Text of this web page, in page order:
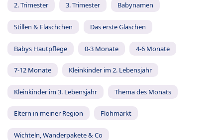
2. Trimester 3. Trimester Babynamen
Stillen & Fläschchen Das erste Gläschen
Babys Hautpflege 0-3 Monate 4-6 Monate
7-12 Monate Kleinkinder im 2. Lebensjahr
Kleinkinder im 3. Lebensjahr Thema des Monats
Eltern in meiner Region Flohmarkt
Wichteln, Wanderpakete & Co